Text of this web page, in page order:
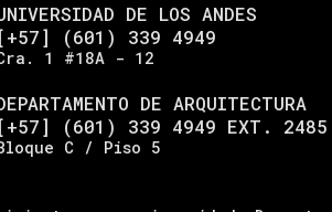
DE LOS ANDES
[+57] (601) 339 4949
1 #18A - 12
DE ARQUITECTURA
[+57] (601) 339 4949 EXT. 2485
C / Piso 5